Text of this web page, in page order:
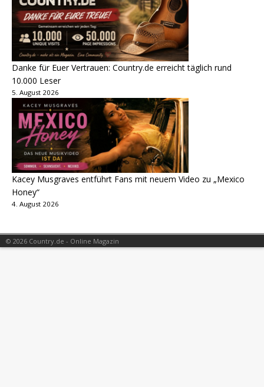
Danke für Euer Vertrauen: Country.de erreicht täglich rund
10.000 Leser
5. August 2026
Kacey Musgraves entführt Fans mit neuem Video zu „Mexico
Honey“
4. August 2026
© 2026 Country.de - Online Magazin